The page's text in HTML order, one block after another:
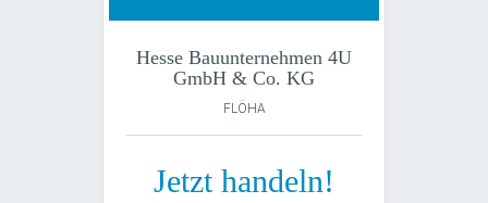
Hesse Bauunternehmen 4U
GmbH & Co. KG
FLÖHA
Jetzt handeln!